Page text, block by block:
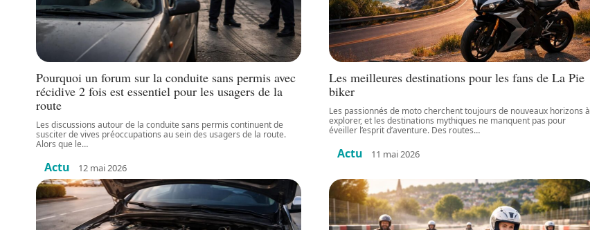
Pourquoi un forum sur la conduite sans permis avec
récidive 2 fois est essentiel pour les usagers de la
route
Les discussions autour de la conduite sans permis continuent de
susciter de vives préoccupations au sein des usagers de la route.
Alors que le…
Actu 12 mai 2026
Les meilleures destinations pour les fans de La Pie
biker
Les passionnés de moto cherchent toujours de nouveaux horizons à
explorer, et les destinations mythiques ne manquent pas pour
éveiller l’esprit d’aventure. Des routes…
Actu 11 mai 2026